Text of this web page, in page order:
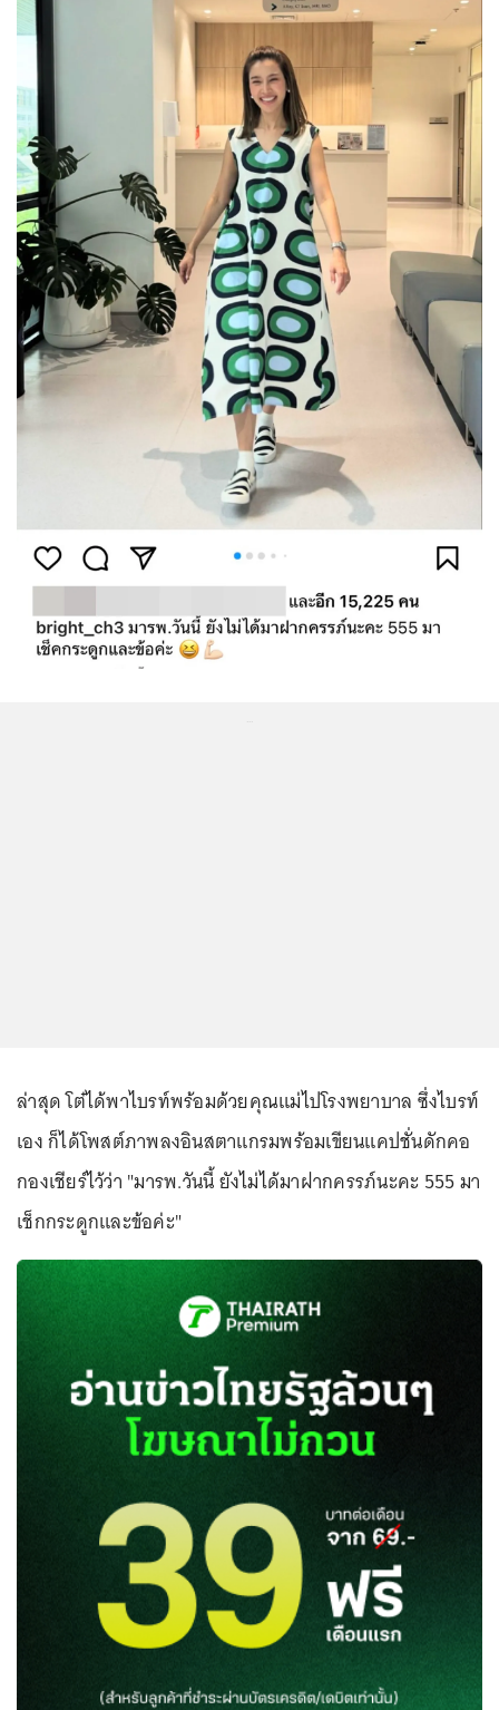
ล่าสุด โต๋ได้พาไบรท์พร้อมด้วยคุณแม่ไปโรงพยาบาล ซึ่งไบรท์
เอง ก็ได้โพสต์ภาพลงอินสตาแกรมพร้อมเขียนแคปชั่นดักคอ
กองเชียร์ไว้ว่า "มารพ.วันนี้ ยังไม่ได้มาฝากครรภ์นะคะ 555 มา
เช็กกระดูกและข้อค่ะ"